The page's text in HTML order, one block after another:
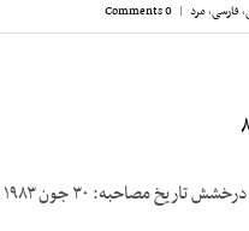
,فارسی,مرد |
0 Comments
۱۹۸۳ محل‌مصاحبه: چوی‌چیس ـ مریلند [...]